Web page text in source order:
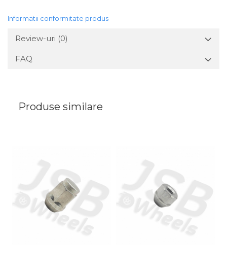
Informatii conformitate produs
Review-uri (0)
FAQ
Produse similare